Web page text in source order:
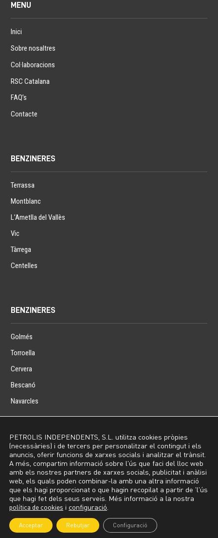
MENU
Inici
Sobre nosaltres
Col·laboracions
RSC Catalana
FAQ’s
Contacte
BENZINERES
Terrassa
Montblanc
L’Ametlla del Vallès
Vic
Tàrrega
Centelles
BENZINERES
Golmés
Torroella
Cervera
Bescanó
Navarcles
Inici Avís Legal Política de privacitat
Política de cookies
Contacte
Preus Benzineres
Copyright © 2023 – Petrolis Independents. All Rights
Reserved
Disseny i Desenvolupament web per
PETROLIS INDEPENDENTS, S.L. utilitza cookies pròpies
(necessàries) i de tercers per personalitzar el contingut i els
anuncis, oferir funcions de xarxes socials i analitzar el trànsit.
A més, compartim informació sobre l'ús que faci del lloc web
amb els nostres partners de xarxes socials, publicitat i anàlisi
web, els quals poden combinar-la amb una altra informació
que els hagi proporcionat o que hagin recopilat a partir de 'l'ús
que hagi fet dels seus serveis. Més informació a la nostra
política de cookies i configuració
Acceptar Rebutjar Configuració